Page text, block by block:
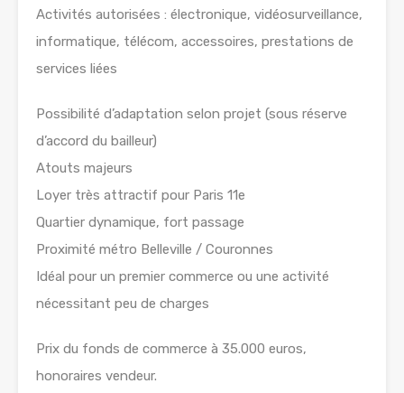
Activités autorisées : électronique, vidéosurveillance,
informatique, télécom, accessoires, prestations de
services liées
Possibilité d’adaptation selon projet (sous réserve
d’accord du bailleur)
Atouts majeurs
Loyer très attractif pour Paris 11e
Quartier dynamique, fort passage
Proximité métro Belleville / Couronnes
Idéal pour un premier commerce ou une activité
nécessitant peu de charges
Prix du fonds de commerce à 35.000 euros,
honoraires vendeur.